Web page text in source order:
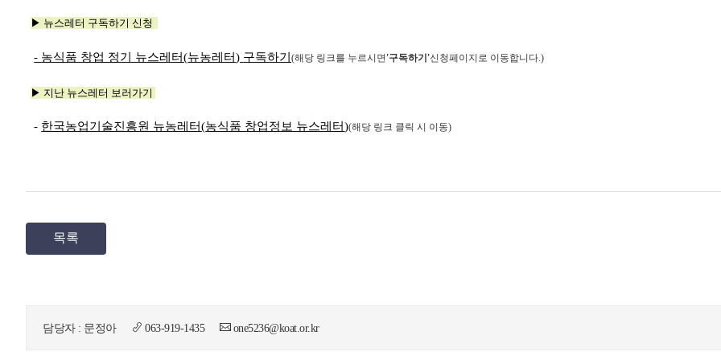
▶ 뉴스레터 구독하기 신청
- 농식품 창업 정기 뉴스레터(뉴농레터) 구독하기(해당 링크를 누르시면 '구독하기 '신청페이지로 이동합니다.)
▶ 지난 뉴스레터 보러가기
- 한국농업기술진흥원 뉴농레터(농식품 창업정보 뉴스레터)(해당 링크 클릭 시 이동)
목록
담당자 : 문정아 063-919-1435 one5236@koat.or.kr